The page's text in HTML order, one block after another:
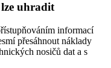
uhradit
informací
přesáhnout náklady
nosičů dat a s